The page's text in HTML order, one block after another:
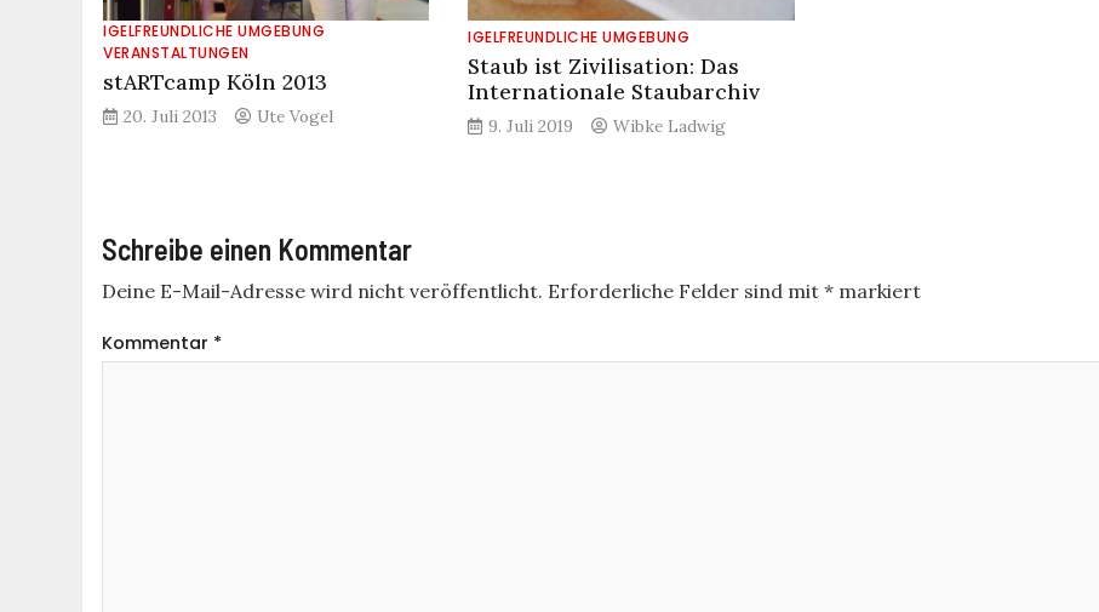
IGELFREUNDLICHE UMGEBUNG
VERANSTALTUNGEN
stARTcamp Köln 2013
20. Juli 2013 Ute Vogel
IGELFREUNDLICHE UMGEBUNG
Staub ist Zivilisation: Das
Internationale Staubarchiv
9. Juli 2019 Wibke Ladwig
Schreibe einen Kommentar
Deine E-Mail-Adresse wird nicht veröffentlicht. Erforderliche Felder sind mit* markiert
Kommentar *